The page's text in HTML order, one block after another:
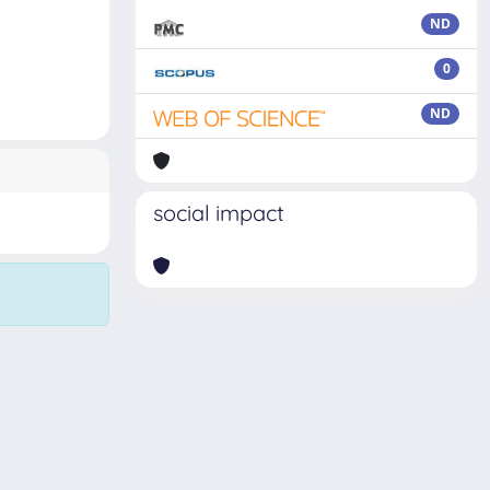
ND
0
ND
social impact